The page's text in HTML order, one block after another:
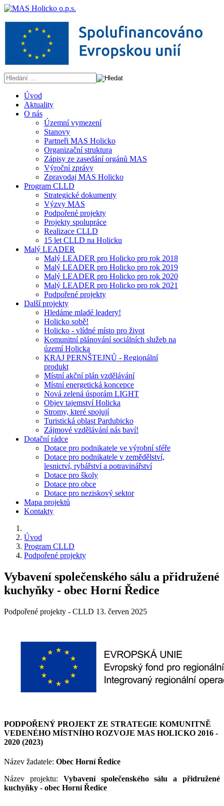
Úvod
Aktuality
O nás
Územní vymezení
Stanovy
Partneři MAS Holicko
Organizační struktura
Zápisy ze zasedání orgánů MAS
Výroční zprávy
Zpravodaj MAS Holicko
Program CLLD
Strategické dokumenty
Výzvy MAS
Podpořené projekty
Projekty spolupráce
Realizace CLLD
15 let CLLD na Holicku
Malý LEADER
Malý LEADER pro Holicko pro rok 2018
Malý LEADER pro Holicko pro rok 2019
Malý LEADER pro Holicko pro rok 2020
Malý LEADER pro Holicko pro rok 2021
Podpořené projekty
Další projekty
Hledáme mladé leadery!
Holicko sobě!
Holicko - vlídné místo pro život
Komunitní plánování sociálních služeb na
území Holicka
KRAJ PERNŠTEJNŮ - Regionální
produkt
Místní akční plán vzdělávání
Místní energetická koncepce
Nová zelená úsporám LIGHT
Objev tajemství Holicka
Stromy, které spojují
Turistická oblast Pardubicko
Zájmové vzdělávání nás baví!
Dotační rádce
Dotace pro podnikatele ve výrobní sféře
Dotace pro podnikatele v zemědělství,
lesnictví, rybářství a potravinářství
Dotace pro školy
Dotace pro obce
Dotace pro neziskový sektor
Mapa projektů
Kontakty
Úvod
Program CLLD
Podpořené projekty
Vybavení společenského sálu a přidružené
kuchyňky - obec Horní Ředice
Podpořené projekty - CLLD 13. červen 2025
PODPOŘENÝ PROJEKT ZE STRATEGIE KOMUNITNĚ
VEDENÉHO MÍSTNÍHO ROZVOJE MAS HOLICKO 2016 -
2020 (2023)
Název žadatele: Obec Horní Ředice
Název projektu: Vybavení společenského sálu a přidružené
kuchyňky - obec Horní Ředice